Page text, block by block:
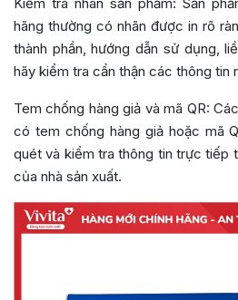
Kiểm tra nhãn sản phẩm: Sản
hãng thường có nhãn được in rõ
thành phần, hướng dẫn sử dụng,
hãy kiểm tra cẩn thận các thông tin
Tem chống hàng giả và mã QR:
có tem chống hàng giả hoặc mã
quét và kiểm tra thông tin trực tiếp
của nhà sản xuất.